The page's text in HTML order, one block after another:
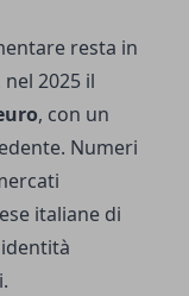
resta in
2025 il
, con un
Numeri
italiane di